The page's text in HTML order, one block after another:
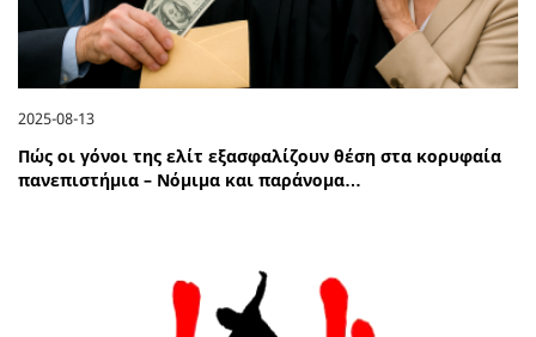
2025-08-13
Πώς οι γόνοι της ελίτ εξασφαλίζουν θέση στα κορυφαία
πανεπιστήμια – Νόμιμα και παράνομα…